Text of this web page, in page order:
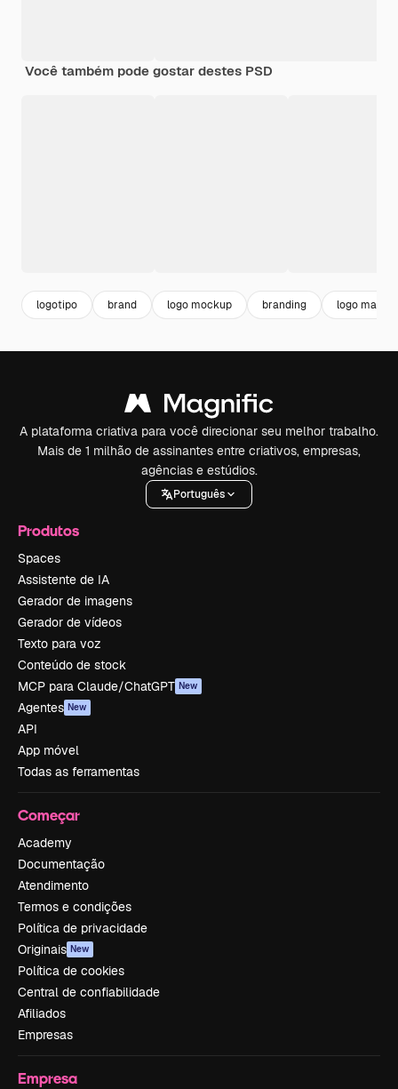
Você também pode gostar destes PSD
logotipo brand logo mockup branding logo marca
A plataforma criativa para você direcionar seu melhor trabalho.
Mais de 1 milhão de assinantes entre criativos, empresas,
agências e estúdios.
Português
Produtos
Spaces
Assistente de IA
Gerador de imagens
Gerador de vídeos
Texto para voz
Conteúdo de stock
MCP para Claude/ChatGPT New
Agentes New
API
App móvel
Todas as ferramentas
Começar
Academy
Documentação
Atendimento
Termos e condições
Política de privacidade
Originais New
Política de cookies
Central de confiabilidade
Afiliados
Empresas
Empresa